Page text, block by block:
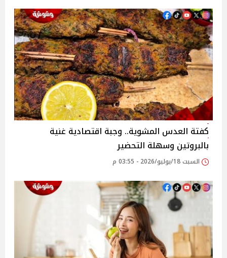
كفتة العدس المشوية.. وجبة اقتصادية غنية
بالبروتين وسهلة التحضير
السبت 18/يوليو/2026 - 03:55 م